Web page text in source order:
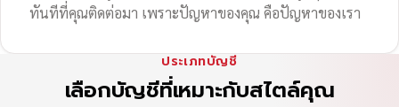
ทันทีที่คุณติดต่อมา เพราะปัญหาของคุณ คือปัญหาของเรา
ประเภทบัญชี
เลือกบัญชีที่เหมาะกับสไตล์คุณ